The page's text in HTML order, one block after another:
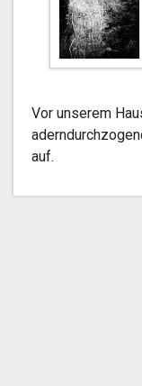
Vor unserem
auf.